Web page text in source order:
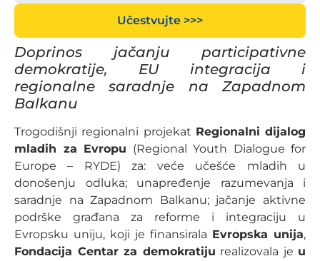
Učestvujte >>>
Doprinos jačanju participativne
demokratije, EU integracija i
regionalne saradnje na Zapadnom
Balkanu
Trogodišnji regionalni projekat Regionalni dijalog
mladih za Evropu (Regional Youth Dialogue for
Europe – RYDE) za: veće učešće mladih u
donošenju odluka; unapređenje razumevanja i
saradnje na Zapadnom Balkanu; jačanje aktivne
podrške građana za reforme i integraciju u
Evropsku uniju, koji je finansirala Evropska unija,
Fondacija Centar za demokratiju realizovala je u